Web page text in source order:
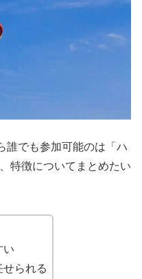
誰でも参加可能のは「ハ
特徴についてまとめたい
い
られる